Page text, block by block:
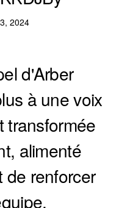
2024
d'Arber
à une voix
transformée
alimenté
de renforcer